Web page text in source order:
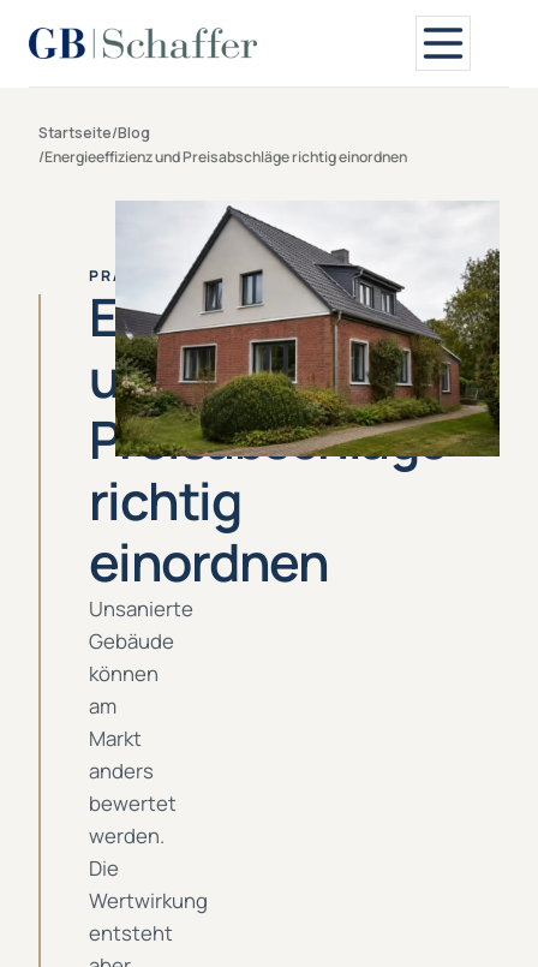
Startseite/Blog
/Energieeffizienz und Preisabschläge richtig einordnen
PRAXISWISSEN
Energieeffizienz
und
Preisabschläge
richtig
einordnen
Unsanierte
Gebäude
können
am
Markt
anders
bewertet
werden.
Die
Wertwirkung
entsteht